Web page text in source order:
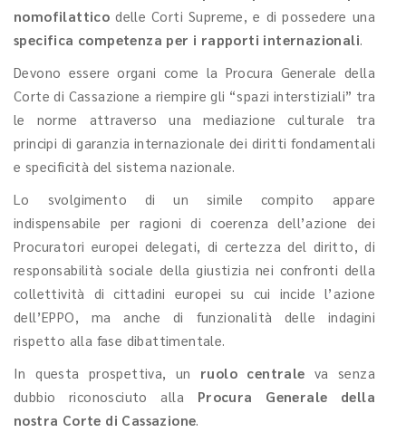
nomofilattico delle Corti Supreme, e di possedere una
specifica competenza per i rapporti internazionali
Devono essere organi come la Procura Generale della
Corte di Cassazione a riempire gli “spazi interstiziali” tra
le norme attraverso una mediazione culturale tra
principi di garanzia internazionale dei diritti fondamentali
e specificità del sistema nazionale.
Lo svolgimento di un simile compito appare
indispensabile per ragioni di coerenza dell’azione dei
Procuratori europei delegati, di certezza del diritto, di
responsabilità sociale della giustizia nei confronti della
collettività di cittadini europei su cui incide l’azione
dell’EPPO, ma anche di funzionalità delle indagini
rispetto alla fase dibattimentale.
In questa prospettiva, un ruolo centrale va senza
dubbio riconosciuto alla Procura Generale della
nostra Corte di Cassazione